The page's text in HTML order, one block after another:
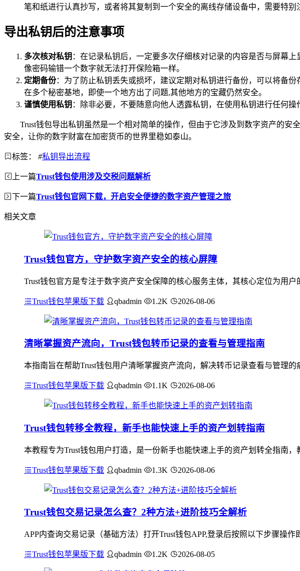
笔和纸进行认真抄写，或者将其复制到一个安全的离线存储设备中，需要特
导出私钥后的注意事项
多次核对私钥 ：在记录私钥后，一定要多次仔细核对记录的内容是否与屏幕
像密码输错一个数字就无法打开保险箱一样。
定期备份：为了防止私钥丢失或损坏，建议定期对私钥进行备份，可以将备
在多个秘密基地，即使一个地方出了问题,其他地方的宝藏仍然安全。
谨慎使用私钥 ：除非必要，不要随意向他人透露私钥，在使用私钥进行任何
Trust钱包导出私钥虽然是一个相对简单的操作，但由于它涉及到数字资产的
安全，让你的数字财富在加密货币的世界里稳如泰山。
标签： #私钥导出流程
上一篇Trust钱包使用涉及交税问题解析
下一篇Trust钱包官网下载，开启安全便捷的数字资产管理之旅
相关文章
Trust钱包官方，守护数字资产安全的核心屏障
Trust钱包官方是专注于数字资产安全保障的核心服务主体，其核心定位为用
Trust钱包苹果版下载 qbadmin 1.2K 2026-08-06
清晰掌握资产流向，Trust钱包转币记录的查看与管理指南
本指南旨在帮助Trust钱包用户清晰掌握资产流向，解决转币记录查看与管理
Trust钱包苹果版下载 qbadmin 1.1K 2026-08-06
Trust钱包转移全教程，新手也能快速上手的资产划转指南
本教程专为Trust钱包用户打造，是一份新手也能快速上手的资产划转全指南
Trust钱包苹果版下载 qbadmin 1.3K 2026-08-06
Trust钱包交易记录怎么查？2种方法+进阶技巧全解析
APP内查询交易记录（基础方法）打开Trust钱包APP,登录后按照以下步骤操
Trust钱包苹果版下载 qbadmin 1.2K 2026-08-05